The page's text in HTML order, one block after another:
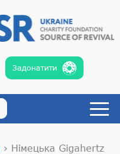
Задонатити
› Німецька Gigahertz